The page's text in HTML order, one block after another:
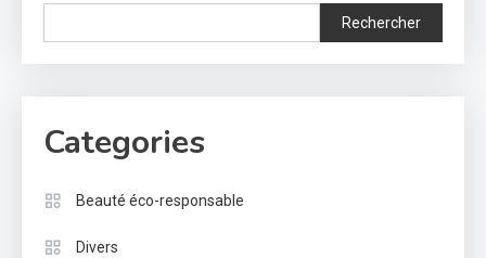
Rechercher
Categories
Beauté éco-responsable
Divers